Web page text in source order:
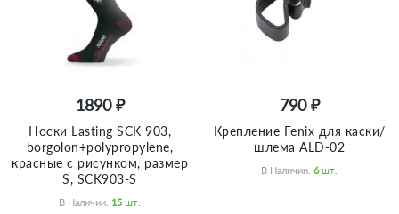
1890 ₽
Носки Lasting SCK 903,
borgolon+polypropylene,
красные c рисунком, размер
S, SCK903-S
В Наличии: 15 Шт.
790 ₽
Крепление Fenix для каски/
шлема ALD-02
В Наличии: 6 Шт.